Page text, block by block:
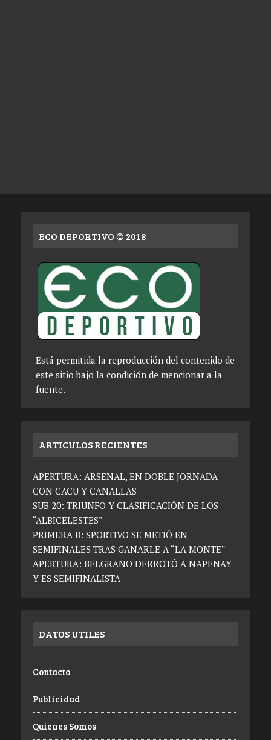
ECO DEPORTIVO © 2018
Está permitida la reproducción del contenido de
este sitio bajo la condición de mencionar a la
fuente.
ARTICULOS RECIENTES
APERTURA: ARSENAL, EN DOBLE JORNADA
CON CACU Y CANALLAS
SUB 20: TRIUNFO Y CLASIFICACIÓN DE LOS
“ALBICELESTES”
PRIMERA B: SPORTIVO SE METIÓ EN
SEMIFINALES TRAS GANARLE A “LA MONTE”
APERTURA: BELGRANO DERROTÓ A NAPENAY
Y ES SEMIFINALISTA
DATOS UTILES
Contacto
Publicidad
Quienes Somos